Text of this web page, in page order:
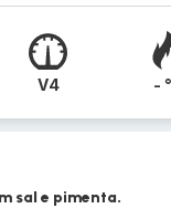
V4 -
sal e pimenta.